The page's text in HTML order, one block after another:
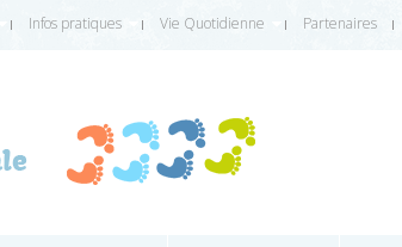
Infos pratiques Vie Quotidienne Partenaires